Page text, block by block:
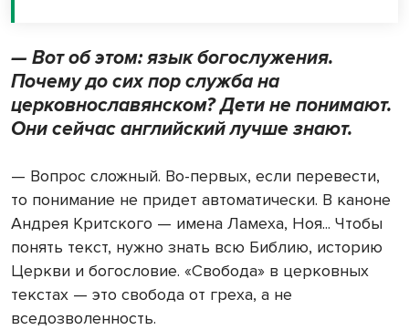
— Вот об этом: язык богослужения.
Почему до сих пор служба на
церковнославянском? Дети не понимают.
Они сейчас английский лучше знают.
— Вопрос сложный. Во-первых, если перевести,
то понимание не придет автоматически. В каноне
Андрея Критского — имена Ламеха, Ноя... Чтобы
понять текст, нужно знать всю Библию, историю
Церкви и богословие. «Свобода» в церковных
текстах — это свобода от греха, а не
вседозволенность.